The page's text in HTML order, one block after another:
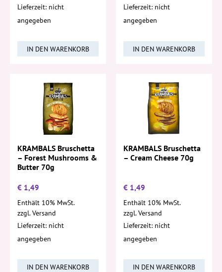
Lieferzeit: nicht
angegeben
IN DEN WARENKORB
Lieferzeit: nicht
angegeben
IN DEN WARENKORB
KRAMBALS Bruschetta
– Forest Mushrooms &
Butter 70g
€ 1,49
Enthält 10% MwSt.
zzgl.Versand
Lieferzeit: nicht
angegeben
IN DEN WARENKORB
KRAMBALS Bruschetta
– Cream Cheese 70g
€ 1,49
Enthält 10% MwSt.
zzgl.Versand
Lieferzeit: nicht
angegeben
IN DEN WARENKORB